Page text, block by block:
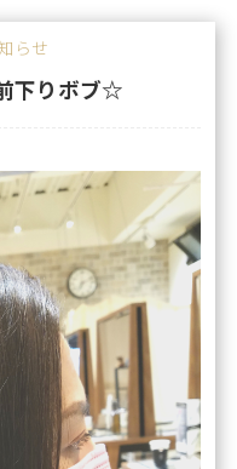
らせ
下りボブ☆